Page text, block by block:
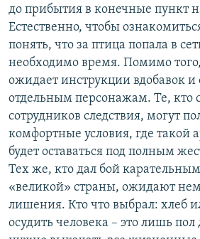
до прибытия в конечные пункт
Естественно, чтобы
понять, что за птица попала в
необходимо время. Помимо того,
ожидает инструкции вдобавок и
отдельным персонажам. Те, кто
сотрудников следствия, могут
комфортные условия, где такой
будет оставаться под полным
Тех же, кто дал бой
«великой» страны, ожидают
лишения. Кто что выбрал: хлеб
осудить человека – это лишь